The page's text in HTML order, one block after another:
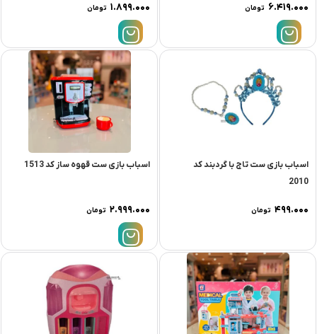
۶.۴۱۹.۰۰۰ تومان ۱.۸۹۹.۰۰۰ تومان
اسباب بازی ست تاج با گردبند کد
2010
۴۹۹.۰۰۰ تومان
اسباب بازی ست قهوه ساز کد 1513
۲.۹۹۹.۰۰۰ تومان